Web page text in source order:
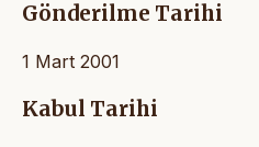
Gönderilme Tarihi
1 Mart 2001
Kabul Tarihi